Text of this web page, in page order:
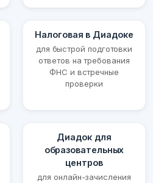
Налоговая в Диадоке
для быстрой подготовки
ответов на требования
ФНС и встречные
проверки
Диадок для
образовательных
центров
для онлайн-зачисления